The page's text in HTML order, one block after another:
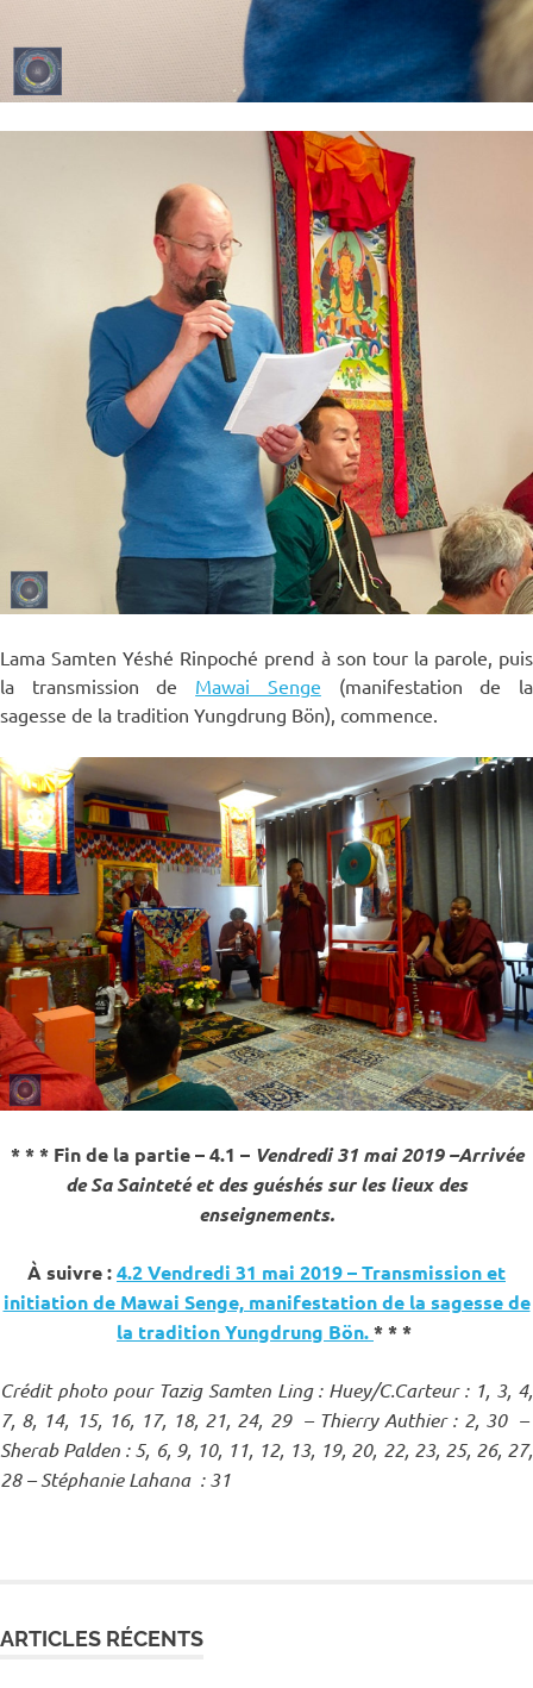
Lama Samten Yéshé Rinpoché prend à son tour la parole, puis
la transmission de Mawai Senge (manifestation de la
sagesse de la tradition Yungdrung Bön), commence.
* * * Fin de la partie – 4.1 – Vendredi 31 mai 2019 –Arrivée
de Sa Sainteté et des guéshés sur les lieux des
enseignements.
À suivre :4.2 Vendredi 31 mai 2019 – Transmission et
initiation de Mawai Senge, manifestation de la sagesse de
la tradition Yungdrung Bön.* * *
Crédit photo pour Tazig Samten Ling : Huey/C.Carteur : 1, 3, 4,
7, 8, 14, 15, 16, 17, 18, 21, 24, 29 – Thierry Authier : 2, 30 –
Sherab Palden : 5, 6, 9, 10, 11, 12, 13, 19, 20, 22, 23, 25, 26, 27,
28 – Stéphanie Lahana : 31
ARTICLES RÉCENTS